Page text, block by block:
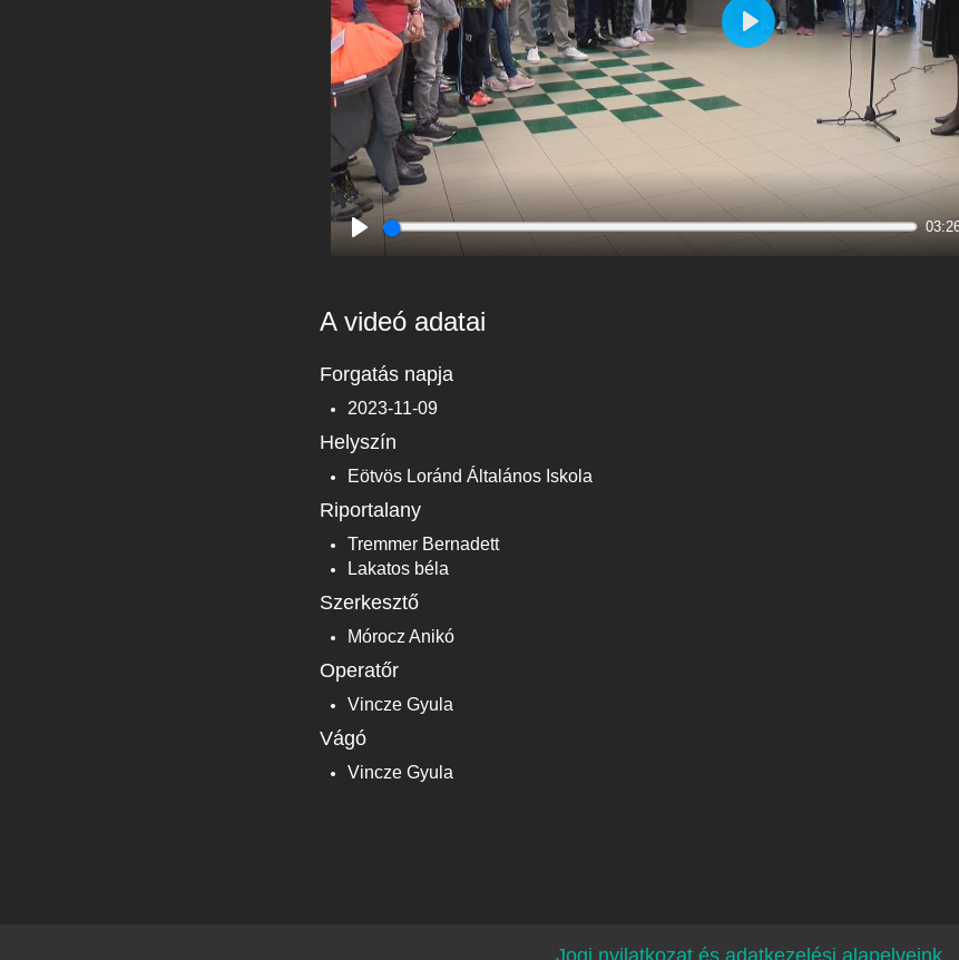
Play
A videó adatai
Forgatás napja
2023-11-09
Helyszín
Eötvös Loránd Általános Iskola
Riportalany
Tremmer Bernadett
Lakatos béla
Szerkesztő
Mórocz Anikó
Operatőr
Vincze Gyula
Vágó
Vincze Gyula
Jogi nyilatkozat és adatkezelési alapelveink